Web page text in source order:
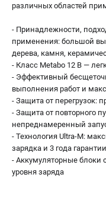
+7 (911) 360-
различных областей
- Принадлежности,
применения: большой
дерева, камня,
- Класс Metabo 12 В —
- Эффективный
выполнения работ и
- Защита от перегрузок:
- Защита от повторного
непреднамеренный
- Технология Ultra-M:
зарядка и 3 года
- Аккумуляторные блоки
уровня заряда